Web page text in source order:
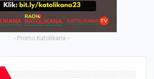
- Promo Katolikana -